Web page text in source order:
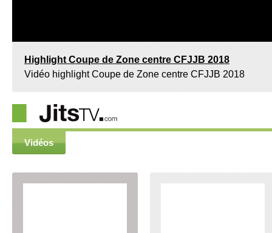
Highlight Coupe de Zone centre CFJJB 2018
Vidéo highlight Coupe de Zone centre CFJJB 2018
Vidéos